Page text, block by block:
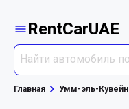
RentCarUAE
Главная Умм-эль-Кувейн